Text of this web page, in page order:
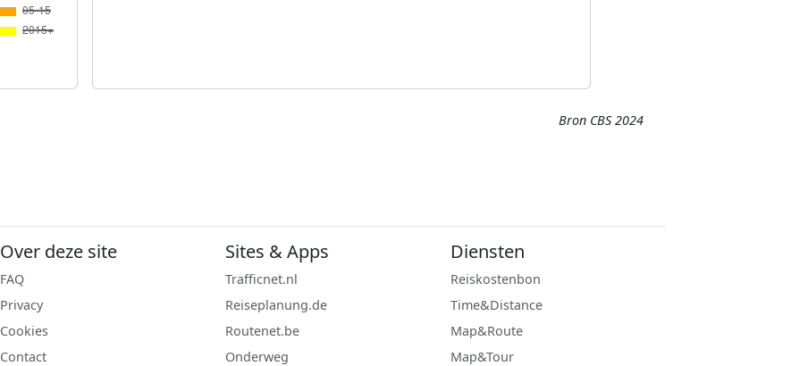
Bron CBS 2024
Over deze site
FAQ
Privacy
Cookies
Contact
Sites & Apps
Trafficnet.nl
Reiseplanung.de
Routenet.be
Onderweg
Diensten
Reiskostenbon
Time&Distance
Map&Route
Map&Tour